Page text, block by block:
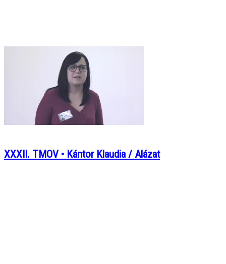
XXXII. TMOV • Kántor Klaudia / Alázat